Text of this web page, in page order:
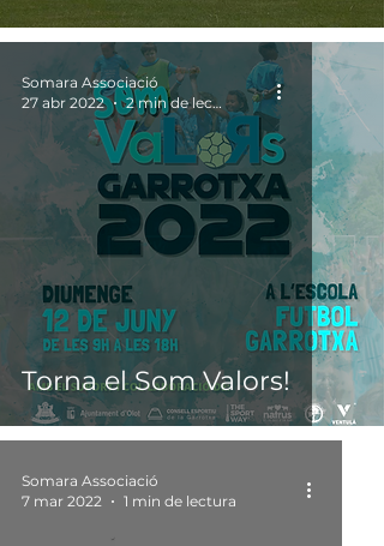
Torna el Som Valors!
Somara Associació
27 abr 2022
2 min de lectura
Somara Associació
7 mar 2022
1 min de lectura